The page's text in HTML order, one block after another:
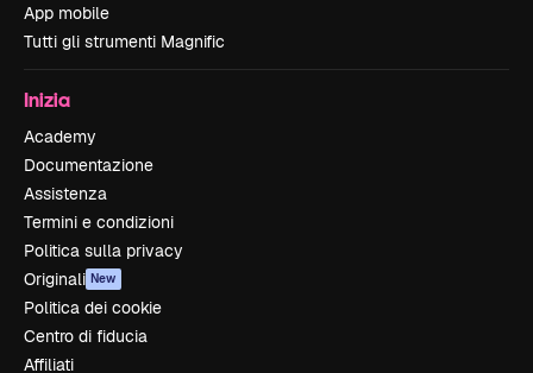
App mobile
Tutti gli strumenti Magnific
Inizia
Academy
Documentazione
Assistenza
Termini e condizioni
Politica sulla privacy
Originali New
Politica dei cookie
Centro di fiducia
Affiliati